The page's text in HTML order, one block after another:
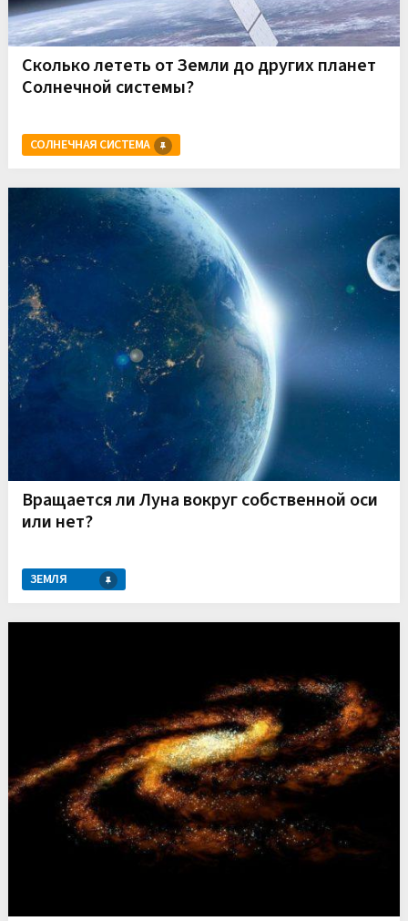
Сколько лететь от Земли до других планет
Солнечной системы?
СОЛНЕЧНАЯ СИСТЕМА
Вращается ли Луна вокруг собственной оси
или нет?
ЗЕМЛЯ